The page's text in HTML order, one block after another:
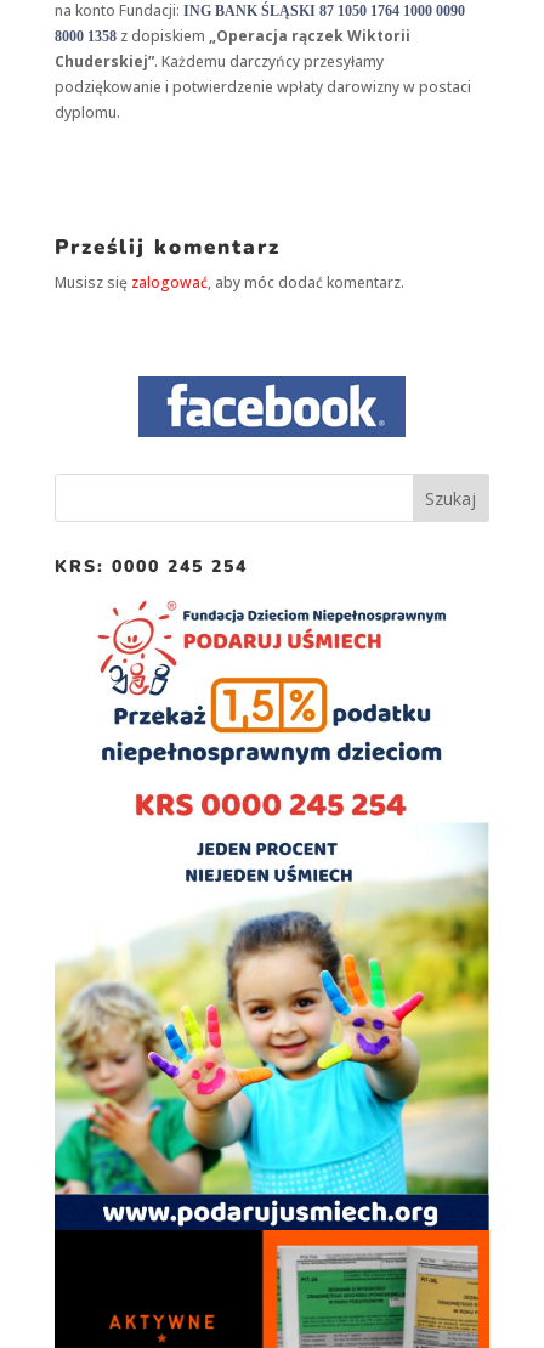
na konto Fundacji: ING BANK ŚLĄSKI 87 1050 1764 1000 0090
8000 1358z dopiskiem „Operacja rączek Wiktorii
Chuderskiej”. Każdemu darczyńcy przesyłamy
podziękowanie i potwierdzenie wpłaty darowizny w postaci
dyplomu.
Prześlij komentarz
Musisz się zalogować, aby móc dodać komentarz.
KRS: 0000 245 254
Statystyka
poprawić
funkcjonalność
Doświadczenie
najlepiej podczas
twojego przejścia
na nią. Jeśli
odrzucisz te pliki
funkcje znikną
internetowej.
Udostępniając
swoje
zachowania
podczas
odwiedzania naszej
strony, zwiększasz
szansę na
spersonalizowanych